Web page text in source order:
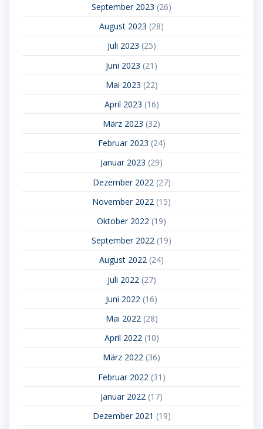
September 2023 (26)
August 2023 (28)
Juli 2023 (25)
Juni 2023 (21)
Mai 2023 (22)
April 2023 (16)
März 2023 (32)
Februar 2023 (24)
Januar 2023 (29)
Dezember 2022 (27)
November 2022 (15)
Oktober 2022 (19)
September 2022 (19)
August 2022 (24)
Juli 2022 (27)
Juni 2022 (16)
Mai 2022(28)
April 2022(10)
März 2022 (36)
Februar 2022 (31)
Januar 2022 (17)
Dezember 2021 (19)